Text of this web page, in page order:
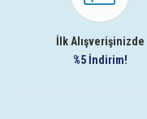
İlk Alışverişinizde
%5 İndirim!